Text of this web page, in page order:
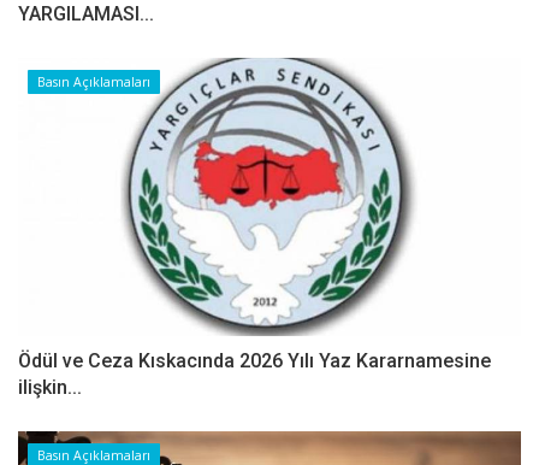
YARGILAMASI...
Basın Açıklamaları
Ödül ve Ceza Kıskacında 2026 Yılı Yaz Kararnamesine
ilişkin...
Basın Açıklamaları